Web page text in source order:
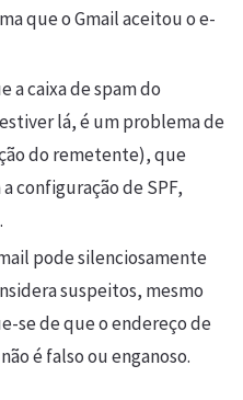
que o Gmail aceitou o e-
a caixa de spam do
lá, é um problema de
do remetente), que
configuração de SPF,
pode silenciosamente
suspeitos, mesmo
se de que o endereço de
é falso ou enganoso.